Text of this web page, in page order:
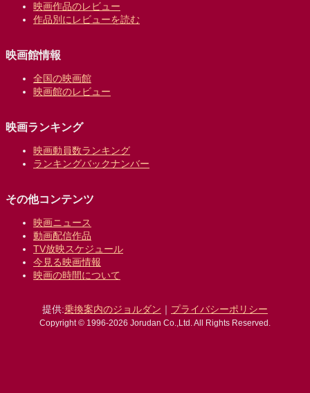
映画作品のレビュー
作品別にレビューを読む
映画館情報
全国の映画館
映画館のレビュー
映画ランキング
映画動員数ランキング
ランキングバックナンバー
その他コンテンツ
映画ニュース
動画配信作品
TV放映スケジュール
今見る映画情報
映画の時間について
提供:乗換案内のジョルダン ｜ プライバシーポリシー
Copyright © 1996-2026 Jorudan Co.,Ltd. All Rights Reserved.